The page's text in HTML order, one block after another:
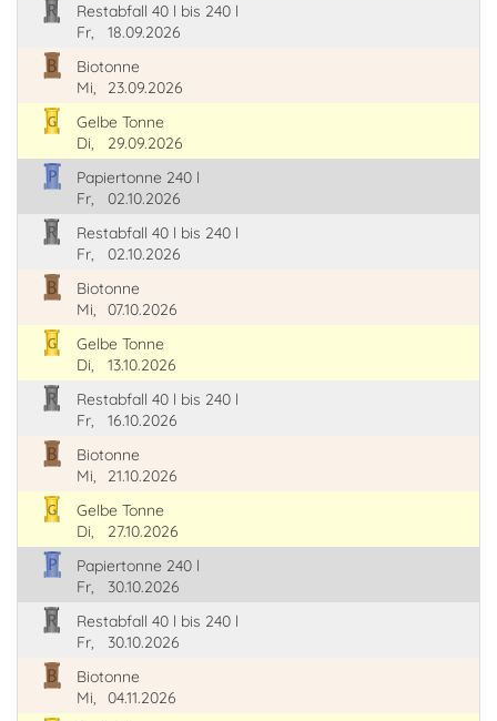
Restabfall 40 l bis 240 l
Fr,
18.09.2026
Biotonne
Mi,
23.09.2026
Gelbe Tonne
Di,
29.09.2026
Papiertonne 240 l
Fr,
02.10.2026
Restabfall 40 l bis 240 l
Fr,
02.10.2026
Biotonne
Mi,
07.10.2026
Gelbe Tonne
Di,
13.10.2026
Restabfall 40 l bis 240 l
Fr,
16.10.2026
Biotonne
Mi,
21.10.2026
Gelbe Tonne
Di,
27.10.2026
Papiertonne 240 l
Fr,
30.10.2026
Restabfall 40 l bis 240 l
Fr,
30.10.2026
Biotonne
Mi,
04.11.2026